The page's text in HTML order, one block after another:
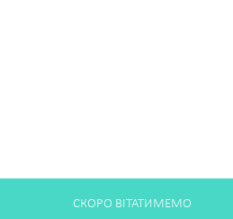
СКОРО ВІТАТИМЕМО